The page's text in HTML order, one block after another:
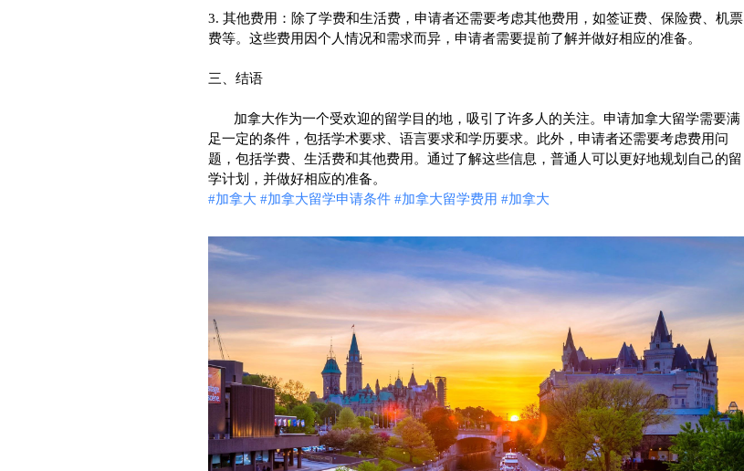
3. 其他费用：除了学费和生活费，申请者还需要考虑其他费用，如签证费、保险费、机票
费等。这些费用因个人情况和需求而异，申请者需要提前了解并做好相应的准备。
三、结语
足一定的条件，包括学术要求、语言要求和学历要求。此外，申请者还需要考虑费用问
题，包括学费、生活费和其他费用。通过了解这些信息，普通人可以更好地规划自己的留
#加拿大 #加拿大留学申请条件 #加拿大留学费用 #加拿大